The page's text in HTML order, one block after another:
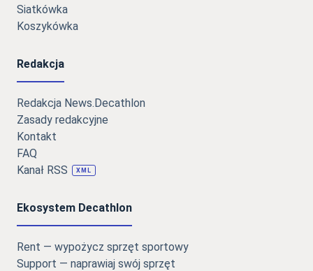
Siatkówka
Koszykówka
Redakcja
Redakcja News.Decathlon
Zasady redakcyjne
Kontakt
FAQ
Kanał RSS
XML
Ekosystem Decathlon
Rent — wypożycz sprzęt sportowy
Support — naprawiaj swój sprzęt